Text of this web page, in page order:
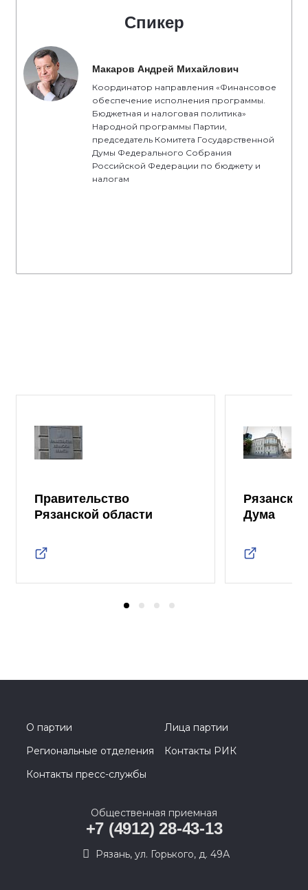
Спикер
Макаров Андрей Михайлович
Координатор направления «Финансовое
обеспечение исполнения программы.
Бюджетная и налоговая политика»
Народной программы Партии,
председатель Комитета Государственной
Думы Федерального Собрания
Российской Федерации по бюджету и
налогам
Правительство
Рязанской области
Дума
О партии
Лица партии
Региональные отделения
Контакты РИК
Контакты пресс-службы
Общественная приемная
+7 (4912) 28-43-13
Рязань, ул. Горького, д. 49А